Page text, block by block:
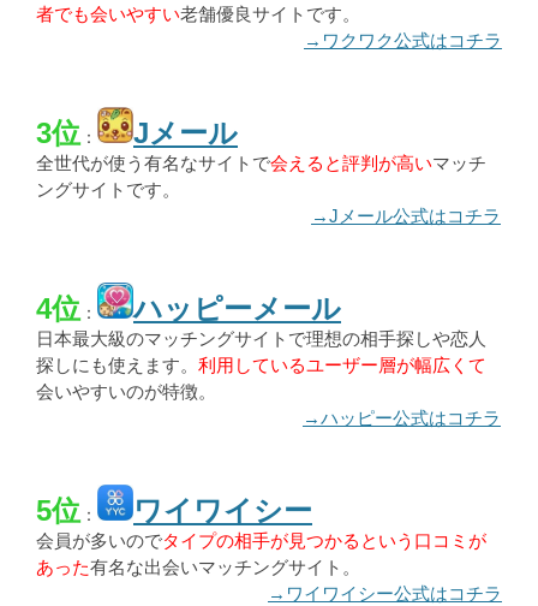
者でも会いやすい老舗優良サイトです。
→ワクワク公式はコチラ
3位 ： Jメール
全世代が使う有名なサイトで会えると評判が高いマッチ
ングサイトです。
→Jメール公式はコチラ
4位 ： ハッピーメール
日本最大級のマッチングサイトで理想の相手探しや恋人
探しにも使えます。 利用しているユーザー層が幅広くて
会いやすいのが特徴。
→ハッピー公式はコチラ
5位 ： ワイワイシー
会員が多いのでタイプの相手が見つかるという口コミが
あった有名な出会いマッチングサイト。
→ワイワイシー公式はコチラ